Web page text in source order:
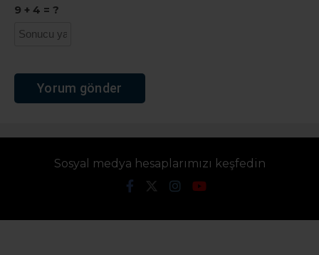
9 + 4 = ?
Sosyal medya hesaplarımızı keşfedin